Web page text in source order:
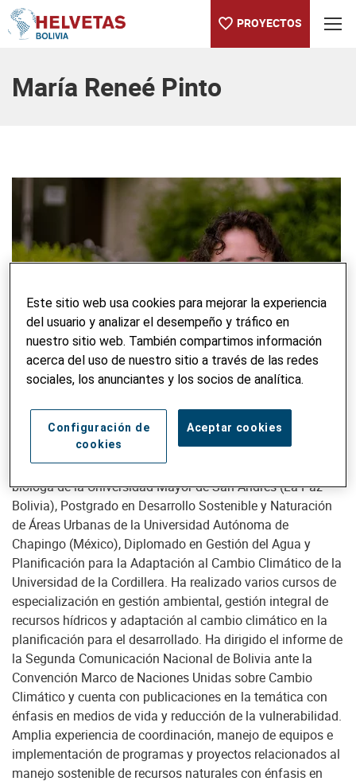
PROYECTOS
María Reneé Pinto
María Reneé Pinto
Líder Técnico Nacional en Bolivia del Proyecto Regional
Andes Resilientes al Cambio Climático, de profesión
bióloga de la Universidad Mayor de San Andrés (La Paz –
Bolivia), Postgrado en Desarrollo Sostenible y Naturación
de Áreas Urbanas de la Universidad Autónoma de
Chapingo (México), Diplomado en Gestión del Agua y
Planificación para la Adaptación al Cambio Climático de la
Universidad de la Cordillera. Ha realizado varios cursos de
especialización en gestión ambiental, gestión integral de
recursos hídricos y adaptación al cambio climático en la
planificación para el desarrollado. Ha dirigido el informe de
la Segunda Comunicación Nacional de Bolivia ante la
Convención Marco de Naciones Unidas sobre Cambio
Climático y cuenta con publicaciones en la temática con
énfasis en medios de vida y reducción de la vulnerabilidad.
Amplia experiencia de coordinación, manejo de equipos e
implementación de programas y proyectos relacionados al
manejo sostenible de recursos naturales con énfasis en
Este sitio web usa cookies para mejorar la experiencia
del usuario y analizar el desempeño y tráfico en
nuestro sitio web. También compartimos información
acerca del uso de nuestro sitio a través de las redes
sociales, los anunciantes y los socios de analítica.
Aceptar cookies
Configuración de
cookies